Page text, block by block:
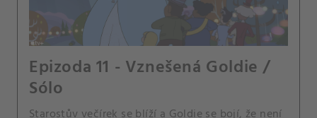
Epizoda 11 - Vznešená Goldie /
Sólo
Starostův večírek se blíží a Goldie se bojí, že není